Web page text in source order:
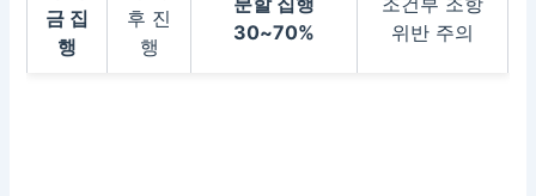
금 집
행
후 진
행
30~70%
위반 주의